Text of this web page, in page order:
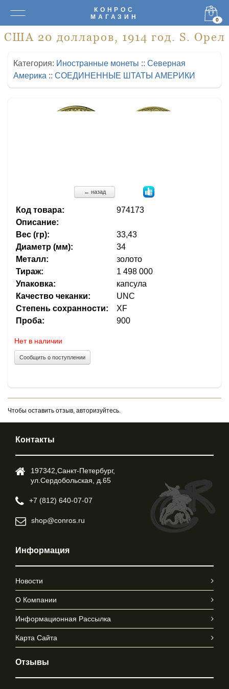
КОНРОС
МАГАЗИН
0
США 20 долларов, 1914 год. S. Орел
Категория: Иностранные монеты :: Северная
Америка :: СОЕДИНЕННЫЕ ШТАТЫ АМЕРИКИ
← назад
Код товара:
974173
Описание:
Вес (гр):
33,43
Диаметр (мм):
34
Металл:
золото
Тираж:
1 498 000
Упаковка:
капсула
Качество чеканки:
UNC
Степень сохранности:
XF
Проба:
900
Нет в наличии
Сообщить о поступлении
Чтобы оставить отзыв, авторизуйтесь.
Контакты
197342,Cанкт-Петербург,
ул.Cердобольская, д.65
+7 (812) 640-07-07
shop@conros.ru
Информация
Новости
О Компании
Информационная Рассылка
Карта Сайта
Отзывы